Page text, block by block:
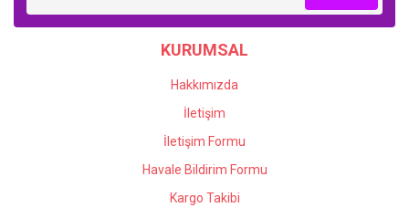
KURUMSAL
Hakkımızda
İletişim
İletişim Formu
Havale Bildirim Formu
Kargo Takibi